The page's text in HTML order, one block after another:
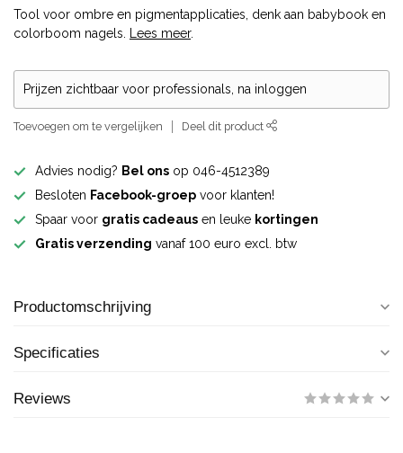
Tool voor ombre en pigmentapplicaties, denk aan babybook en
colorboom nagels.
Lees meer.
Prijzen zichtbaar voor professionals, na inloggen
Toevoegen om te vergelijken Deel dit product
Advies nodig? Bel ons op 046-4512389
Besloten Facebook-groep voor klanten!
Spaar voor gratis cadeaus en leuke kortingen
Gratis verzending vanaf 100 euro excl. btw
Productomschrijving
Specificaties
Reviews